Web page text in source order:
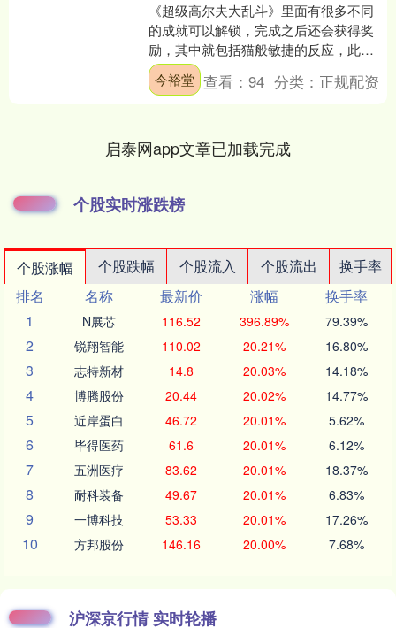
《超级高尔夫大乱斗》里面有很多不同
的成就可以解锁，完成之后还会获得奖
励，其中就包括猫般敏捷的反应，此成
就要求你在比赛中成功躲避50发追踪
弹。弹药必须正在主动追踪....
今裕堂 查看：94 分类： 正规配资
启泰网app文章已加载完成
个股实时涨跌榜
个股涨幅 个股跌幅 个股流入 个股流出
换手率
排名
名称 最新价 涨幅
换手率
1
N展芯 116.52 396.89% 79.39%
2 锐翔智能 110.02 20.21% 16.80%
3 志特新材 14.8 20.03% 14.18%
4 博腾股份 20.44 20.02% 14.77%
5 近岸蛋白 46.72 20.01% 5.62%
6 毕得医药 61.6 20.01% 6.12%
7 五洲医疗 83.62 20.01% 18.37%
8 耐科装备 49.67 20.01% 6.83%
9 一博科技 53.33 20.01% 17.26%
10 方邦股份 146.16 20.00% 7.68%
沪深京行情 实时轮播